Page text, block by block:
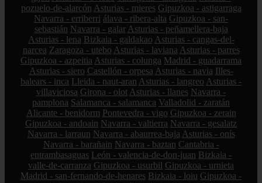
pozuelo-de-alarcón Asturias - mieres Gipuzkoa - astigarraga
Navarra - erriberri álava - ribera-alta Gipuzkoa - san-
sebastián Navarra - galar Asturias - peñamellera-baja
Asturias - lena Bizkaia - galdakao Asturias - cangas-del-
narcea Zaragoza - utebo Asturias - laviana Asturias - parres
Gipuzkoa - azpeitia Asturias - colunga Madrid - guadarrama
Asturias - siero Castellón - orpesa Asturias - navia Illes-
balears - inca Lleida - naut-aran Asturias - langreo Asturias -
villaviciosa Girona - olot Asturias - llanes Navarra -
pamplona Salamanca - salamanca Valladolid - zaratán
Alicante - benidorm Pontevedra - vigo Gipuzkoa - zerain
Gipuzkoa - andoain Navarra - valtierra Navarra - gesalatz
Navarra - larraun Navarra - abaurrea-baja Asturias - onís
Navarra - barañain Navarra - baztan Cantabria -
entrambasaguas León - valencia-de-don-juan Bizkaia -
valle-de-carranza Gipuzkoa - usurbil Gipuzkoa - urnieta
Madrid - san-fernando-de-henares Bizkaia - loiu Gipuzkoa -